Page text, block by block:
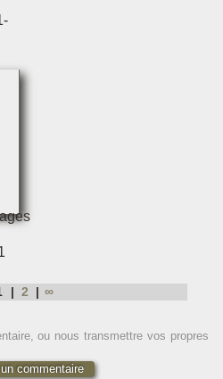
2 ∞
ou nous transmettre vos propres
commentaire